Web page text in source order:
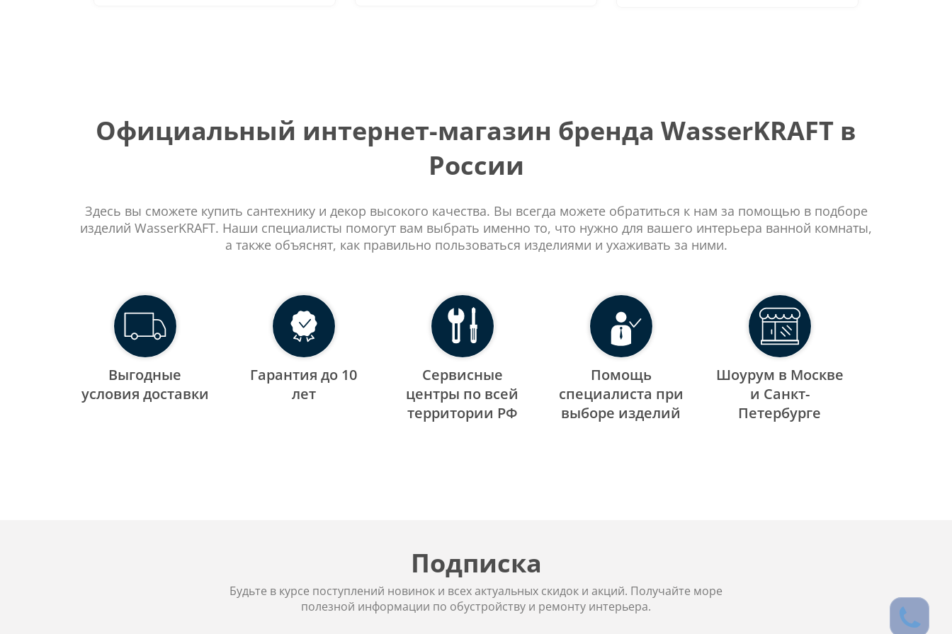
Официальный интернет-магазин бренда WasserKRAFT в
России
Здесь вы сможете купить сантехнику и декор высокого качества. Вы всегда можете обратиться к нам за помощью в подборе
изделий WasserKRAFT. Наши специалисты помогут вам выбрать именно то, что нужно для вашего интерьера ванной комнаты,
а также объяснят, как правильно пользоваться изделиями и ухаживать за ними.
Выгодные
уcловия доставки
Гарантия до 10
лет
Сервисные
центры по всей
территории РФ
Помощь
специалиста при
выборе изделий
Шоурум в Москве
и Санкт-
Петербурге
Подписка
Будьте в курсе поступлений новинок и всех актуальных скидок и акций. Получайте море
полезной информации по обустройству и ремонту интерьера.